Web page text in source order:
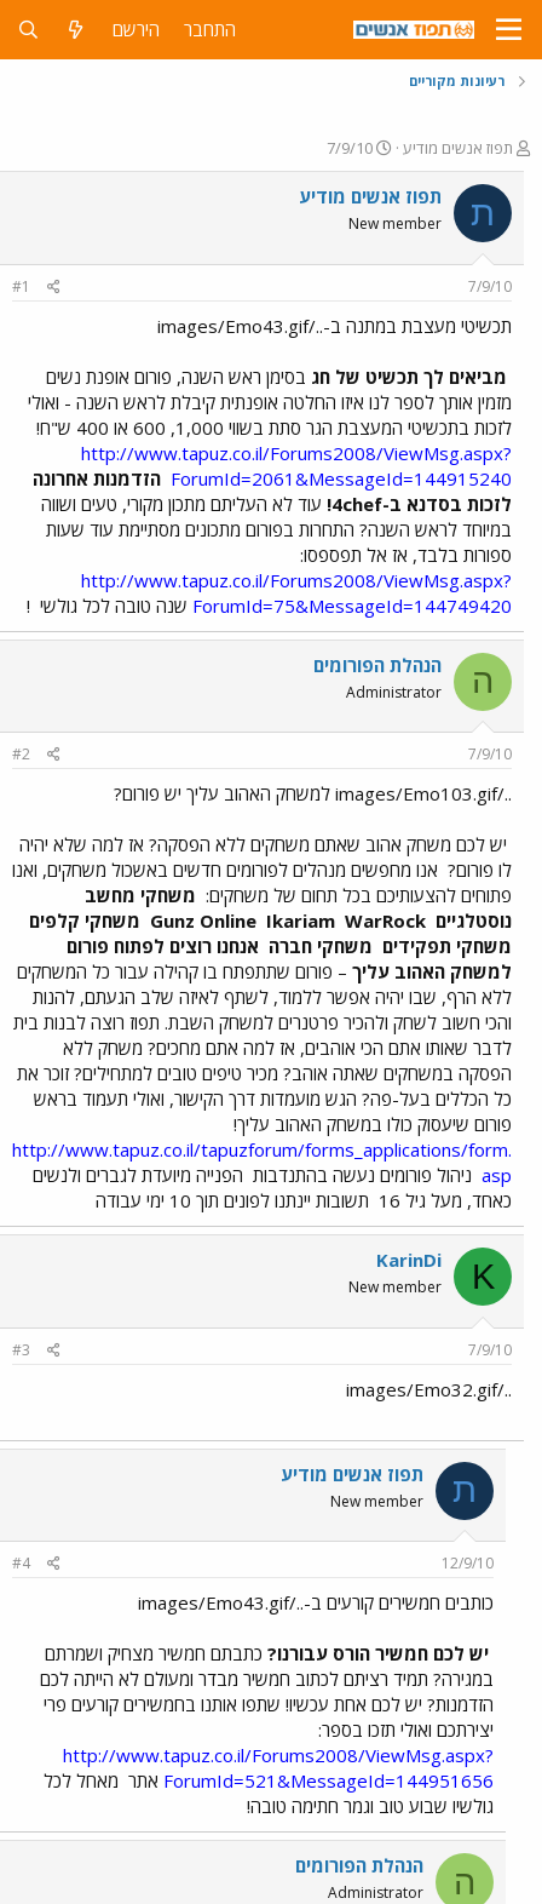
התחבר הירשם
רעיונות מקוריים
פ
ו
ת
ח
ה
ו
ש
א
תפוז אנשים מודיע
פ
ו
ר
ם
ר
7/9/10
ת תפוז אנשים מודיע
New member
7/9/10
#1
תכשיטי מעצבת במתנה ב-../images/Emo43.gif
מביאים לך תכשיט של חג בסימן ראש השנה, פורום אופנת נשים
מזמין אותך לספר לנו איזו החלטה אופנתית קיבלת לראש השנה - ואולי
לזכות בתכשיטי המעצבת הגר סתת בשווי 1,000, 600 או 400 ש"ח!
http://www.tapuz.co.il/Forums2008/ViewMsg.aspx?
ForumId=2061&MessageId=144915240 הזדמנות אחרונה
לזכות בסדנא ב-4chef!
עוד לא העליתם מתכון מקורי, טעים ושווה
במיוחד לראש השנה? התחרות בפורום מתכונים מסתיימת עוד שעות
ספורות בלבד, אז אל תפספסו:
http://www.tapuz.co.il/Forums2008/ViewMsg.aspx?
ForumId=75&MessageId=144749420 שנה טובה לכל גולשי !
ה הנהלת הפורומים
Administrator
7/9/10
#2
../images/Emo103.gif למשחק האהוב עליך יש פורום?
יש לכם משחק אהוב שאתם משחקים ללא הפסקה? אז למה שלא יהיה
לו פורום? אנו מחפשים מנהלים לפורומים חדשים באשכול משחקים, ואנו
פתוחים להצעותיכם בכל תחום של משחקים: משחקי מחשב
נוסטלגיים
Ikariam WarRock
משחקי קלפים
משחקי תפקידים משחקי חברה אנחנו רוצים לפתוח פורום
למשחק האהוב עליך – פורום שתתפתח בו קהילה עבור כל המשחקים
ללא הרף, שבו יהיה אפשר ללמוד, לשתף לאיזה שלב הגעתם, להנות
והכי חשוב לשחק ולהכיר פרטנרים למשחק השבת. תפוז רוצה לבנות בית
לדבר שאותו אתם הכי אוהבים, אז למה אתם מחכים? משחק ללא
הפסקה במשחקים שאתה אוהב? מכיר טיפים טובים למתחילים? זוכר את
כל הכללים בעל-פה? הגש מועמדות דרך הקישור, ואולי תעמוד בראש
פורום שיעסוק כולו במשחק האהוב עליך!
http://www.tapuz.co.il/tapuzforum/forms_applications/form.
asp ניהול פורומים נעשה בהתנדבות הפנייה מיועדת לגברים ולנשים
כאחד, מעל גיל 16
תשובות יינתנו לפונים תוך 10 ימי עבודה
K
KarinDi
New member
7/9/10
#3
../images/Emo32.gif
ת תפוז אנשים מודיע
New member
12/9/10
#4
כותבים חמשירים קורעים ב-../images/Emo43.gif
יש לכם חמשיר הורס עבורנו? כתבתם חמשיר מצחיק ושמרתם
במגירה? תמיד רציתם לכתוב חמשיר מבדר ומעולם לא הייתה לכם
הזדמנות? יש לכם אחת עכשיו! שתפו אותנו בחמשירים קורעים פרי
יצירתכם ואולי תזכו בספר:
http://www.tapuz.co.il/Forums2008/ViewMsg.aspx?
ForumId=521&MessageId=144951656 אתר מאחל לכל
גולשיו שבוע טוב וגמר חתימה טובה!
ה הנהלת הפורומים
Administrator